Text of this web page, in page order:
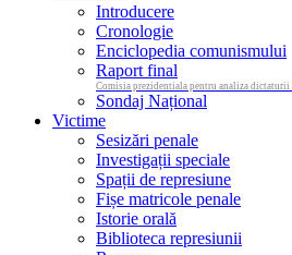
Introducere
Cronologie
Enciclopedia comunismului
Raport final
Comisia prezidentiala pentru analiza
Sondaj Național
Victime
Sesizări penale
Investigații speciale
Spații de represiune
Fișe matricole penale
Istorie orală
Biblioteca represiunii